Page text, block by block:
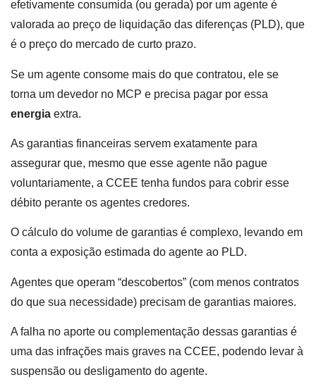
efetivamente consumida (ou gerada) por um agente é
valorada ao preço de liquidação das diferenças (PLD), que
é o preço do mercado de curto prazo.
Se um agente consome mais do que contratou, ele se
torna um devedor no MCP e precisa pagar por essa
energia extra.
As garantias financeiras servem exatamente para
assegurar que, mesmo que esse agente não pague
voluntariamente, a CCEE tenha fundos para cobrir esse
débito perante os agentes credores.
O cálculo do volume de garantias é complexo, levando em
conta a exposição estimada do agente ao PLD.
Agentes que operam “descobertos” (com menos contratos
do que sua necessidade) precisam de garantias maiores.
A falha no aporte ou complementação dessas garantias é
uma das infrações mais graves na CCEE, podendo levar à
suspensão ou desligamento do agente.